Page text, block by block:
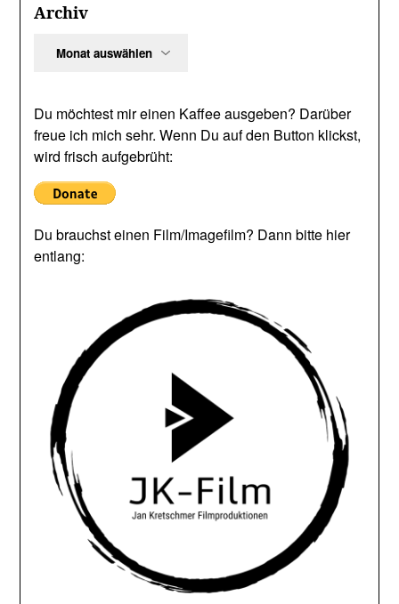
Archiv
Du möchtest mir einen Kaffee ausgeben? Darüber
freue ich mich sehr. Wenn Du auf den Button klickst,
wird frisch aufgebrüht:
Du brauchst einen Film/Imagefilm? Dann bitte hier
entlang: